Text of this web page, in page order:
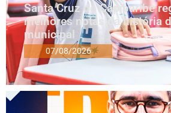
Santa Cruz do Capibaribe
melhores notas da história
municipal
07/08/2026